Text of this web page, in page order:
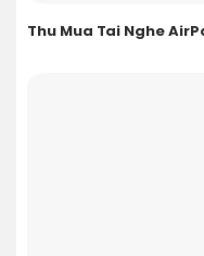
Thu Mua Tai Nghe